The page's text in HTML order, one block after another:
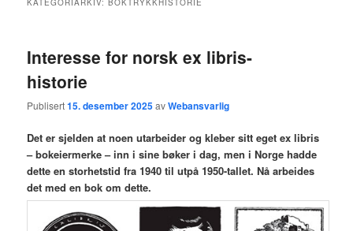
KATEGORIARKIV:BOKTRYKKHISTORIE
Interesse for norsk ex libris-
historie
Publisert15. desember 2025avWebansvarlig
Det er sjelden at noen utarbeider og kleber sitt eget ex libris
– bokeiermerke – inn i sine bøker i dag, men i Norge hadde
dette en storhetstid fra 1940 til utpå 1950-tallet. Nå arbeides
det med en bok om dette.